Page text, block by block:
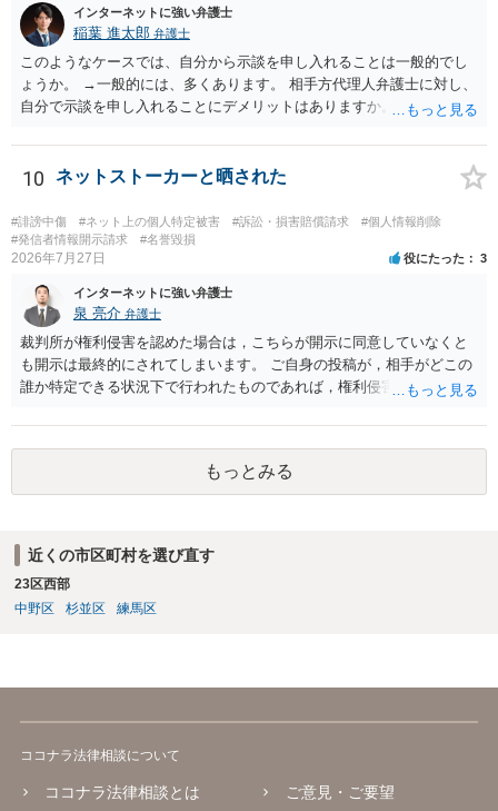
（例えば弁護団事件でマスコミ等へ公表する必要があるケース等）で
は、口外禁止の範囲を特定・限定する等の工夫をすることがあります
が、個人間の紛争で、合意後もみだりに紛争情報を口外することそれ
自体が異常事態であって、相手方への抑止効果として口外禁止条項を
設定しておく方が望ましい場合が多いと思われます（上記のとおり、
口外禁止条項は、違反した際の違約金条項とワンセットにすることで
効果を発揮するといえます）。
インターネットに強い弁護士
稲葉 進太郎 弁護士
このようなケースでは、自分から示談を申し入れることは一般的でし
ょうか。 →一般的には、多くあります。 相手方代理人弁護士に対し、
自分で示談を申し入れることにデメリットはありますか。 →弁護士で
できる主張を展開するのが難しいという点が指摘されるでしょう。 弁
護士に依頼する経済的余裕がない場合、自分で示談交渉を行う際に注
意すべき点があれば教えてください。 →分からないことが出てきたら
弁護士にご相談になるのが良いかと存じます。まずは電話相談などで
直接弁護士にご相談になることをお勧めいたします。
10 ネットストーカーと晒された
#誹謗中傷 #ネット上の個人特定被害 #訴訟・損害賠償請求
#個人情報削除
#発信者情報開示請求
#名誉毀損
2026年7月27日 役にたった 3
インターネットに強い弁護士
泉 亮介 弁護士
裁判所が権利侵害を認めた場合は，こちらが開示に同意していなくと
も開示は最終的にされてしまいます。 ご自身の投稿が，相手がどこの
誰か特定できる状況下で行われたものであれば，権利侵害性が認めら
いても，アカウントを特定したうえで，ネットストーカーとして晒し
たのであれば，かかる行為に権利侵害性が認められる可能性はあるで
もっとみる
近くの市区町村を選び直す
23区西部
中野区
杉並区 練馬区
ココナラ法律相談について
ココナラ法律相談とは ご意見・ご要望